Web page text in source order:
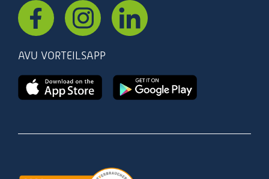
AVU VORTEILSAPP
Zertifizierung